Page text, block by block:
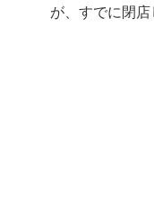
が、すでに閉店